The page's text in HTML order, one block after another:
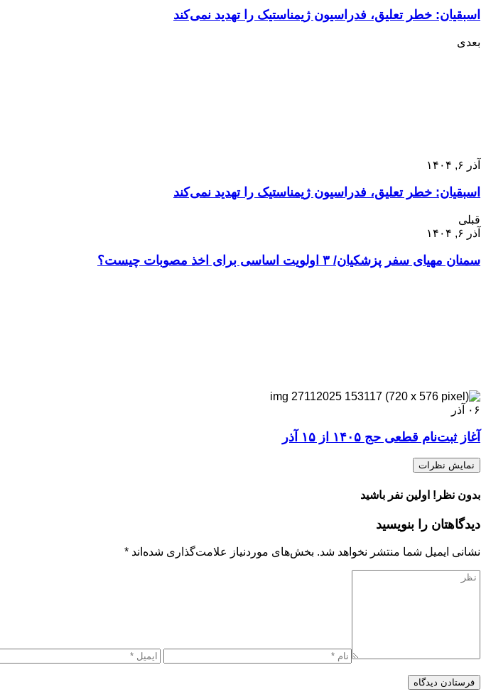
اسبقیان: خطر تعلیق، فدراسیون ژیمناستیک را تهدید نمی‌کند
بعدی
آذر ۶, ۱۴۰۴
اسبقیان: خطر تعلیق، فدراسیون ژیمناستیک را تهدید نمی‌کند
قبلی
آذر ۶, ۱۴۰۴
سمنان مهیای سفر پزشکیان/ ۳ اولویت اساسی برای اخذ مصوبات چیست؟
۰۶ آذر
آغاز ثبت‌نام قطعی حج ۱۴۰۵ از ۱۵ آذر
نمایش نظرات
بدون نظر! اولین نفر باشید
دیدگاهتان را بنویسید
نشانی ایمیل شما منتشر نخواهد شد. بخش‌های موردنیاز علامت‌گذاری شده‌اند *